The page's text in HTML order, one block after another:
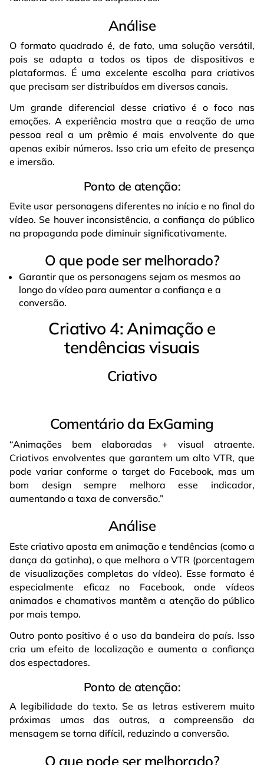
Análise
O formato quadrado é, de fato, uma solução versátil,
pois se adapta a todos os tipos de dispositivos e
plataformas. É uma excelente escolha para criativos
que precisam ser distribuídos em diversos canais.
Um grande diferencial desse criativo é o foco nas
emoções. A experiência mostra que a reação de uma
pessoa real a um prêmio é mais envolvente do que
apenas exibir números. Isso cria um efeito de presença
e imersão.
Ponto de atenção:
Evite usar personagens diferentes no início e no final do
vídeo. Se houver inconsistência, a confiança do público
na propaganda pode diminuir significativamente.
O que pode ser melhorado?
Garantir que os personagens sejam os mesmos ao
longo do vídeo para aumentar a confiança e a
conversão.
Criativo 4: Animação e
tendências visuais
Criativo
Comentário da ExGaming
“Animações bem elaboradas + visual atraente.
Criativos envolventes que garantem um alto VTR, que
pode variar conforme o target do Facebook, mas um
bom design sempre melhora esse indicador,
aumentando a taxa de conversão.”
Análise
Este criativo aposta em animação e tendências (como a
dança da gatinha), o que melhora o VTR (porcentagem
de visualizações completas do vídeo). Esse formato é
especialmente eficaz no Facebook, onde vídeos
animados e chamativos mantêm a atenção do público
por mais tempo.
Outro ponto positivo é o uso da bandeira do país. Isso
cria um efeito de localização e aumenta a confiança
dos espectadores.
Ponto de atenção:
A legibilidade do texto. Se as letras estiverem muito
próximas umas das outras, a compreensão da
mensagem se torna difícil, reduzindo a conversão.
O que pode ser melhorado?